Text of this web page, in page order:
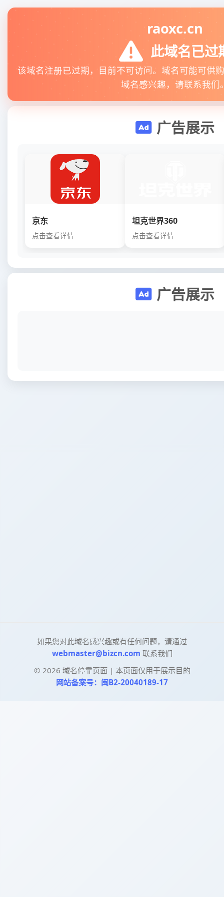
raoxc.cn
此域名已过
该域名注册已过期，目前不可访问。域名可能可供
域名感兴趣，请联系我们
广告展示
京东
点击查看详情
坦克世界360
点击查看详情
广告展示
如果您对此域名感兴趣或有任何问题，请通过
webmaster@bizcn.com 联系我们
© 2026 域名停靠页面 | 本页面仅用于展示目的
网站备案号：闽B2-20040189-17